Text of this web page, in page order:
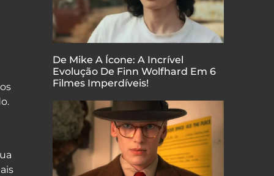
De Mike A Ícone: A Incrível
Evolução De Finn Wolfhard Em 6
Filmes Imperdíveis!